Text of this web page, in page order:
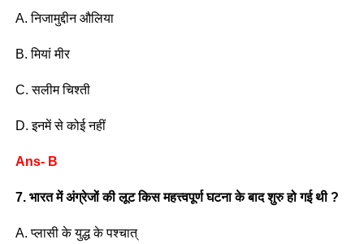
A. निजामुद्दीन औलिया
B. मियां मीर
C. सलीम चिश्ती
D. इनमें से कोई नहीं
Ans- B
7. भारत में अंग्रेजों की लूट किस महत्त्वपूर्ण घटना के बाद शुरु हो गई थी ?
A. प्लासी के युद्ध के पश्चात्